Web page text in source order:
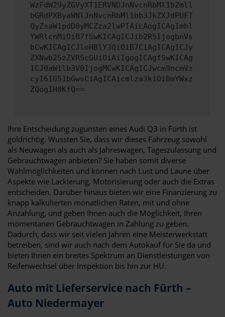
WzFdW29yZGVyXT1ERVNDJnNvcnRbMl1bZmll
bGRdPXByaWNlJnNvcnRbMl1bb3JkZXJdPUFT
QyZsaW1pdD0yMCZza2lwPTAiLAogICAgImhl
YWRlcnMiOiB7fSwKICAgICJib2R5IjogbnVs
bCwKICAgICJleHBlY3QiOiB7CiAgICAgICJy
ZXNwb25zZVR5cGUiOiAiIgogICAgfSwKICAg
ICJ0aW1lb3V0IjogMCwKICAgICJwcm9ncmVz
cyI6IG51bGwsCiAgICAicmlza3kiOiBmYWxz
ZQogIH0KfQ==
Ihre Entscheidung zugunsten eines Audi Q3 in Fürth ist
goldrichtig. Wussten Sie, dass wir dieses Fahrzeug sowohl
als Neuwagen als auch als Jahreswagen, Tageszulassung und
Gebrauchtwagen anbieten? Sie haben somit diverse
Wahlmöglichkeiten und können nach Lust und Laune über
Aspekte wie Lackierung, Motorisierung oder auch die Extras
entscheiden. Darüber hinaus bieten wir eine Finanzierung zu
knapp kalkulierten monatlichen Raten, mit und ohne
Anzahlung, und geben Ihnen auch die Möglichkeit, Ihren
momentanen Gebrauchtwagen in Zahlung zu geben.
Dadurch, dass wir seit vielen Jahren eine Meisterwerkstatt
betreiben, sind wir auch nach dem Autokauf für Sie da und
bieten Ihnen ein breites Spektrum an Dienstleistungen von
Reifenwechsel über Inspektion bis hin zur HU.
Auto mit Lieferservice nach Fürth –
Auto Niedermayer